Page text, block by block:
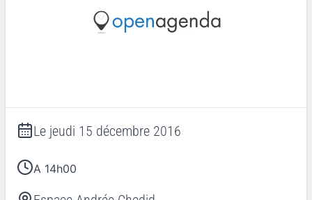
Le jeudi 15 décembre 2016
A 14h00